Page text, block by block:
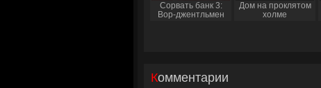
Сорвать банк 3:
Вор-джентльмен
Дом на проклятом
холме
Комментарии